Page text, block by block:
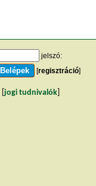
jelszó:
[regisztráció]
jogi tudnivalók